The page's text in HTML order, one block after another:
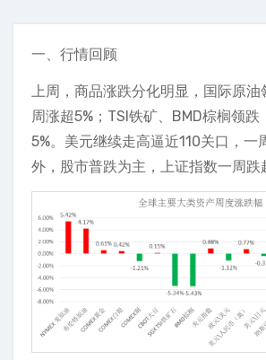
一、行情回顾
上周，商品涨跌分化明显，国际原油
周涨超5%；TSI铁矿、BMD棕榈领跌
5%。美元继续走高逼近110关口，一
外，股市普跌为主，上证指数一周跌